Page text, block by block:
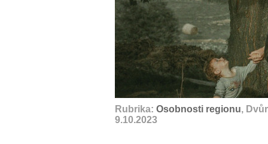
Rubrika: Osobnosti regionu,
9.10.2023